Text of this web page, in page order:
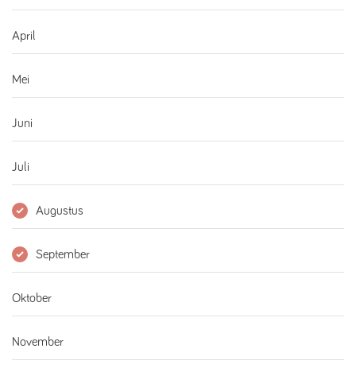
April
Mei
Juni
Juli
Augustus
September
Oktober
November